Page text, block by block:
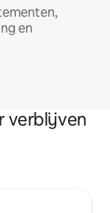
en
verblijven